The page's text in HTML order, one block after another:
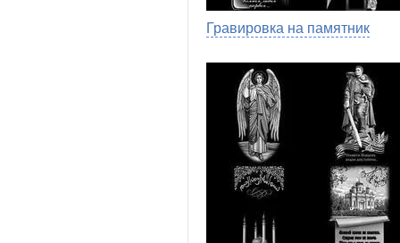
Гравировка на памятник